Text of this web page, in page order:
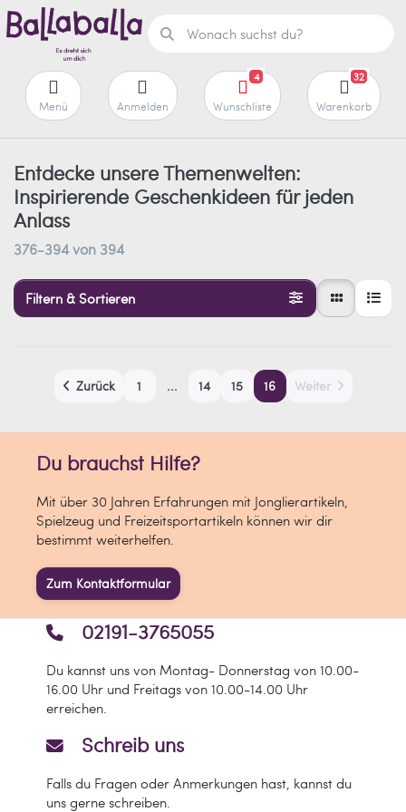
Menü Anmelden
4
Wunschliste
32
Warenkorb
Entdecke unsere Themenwelten:
Inspirierende Geschenkideen für jeden
Anlass
376-394von 394
Filtern & Sortieren
Zurück 1 ... 14 15 16 Weiter
Du brauchst Hilfe?
Mit über 30 Jahren Erfahrungen mit Jonglierartikeln,
Spielzeug und Freizeitsportartikeln können wir dir
bestimmt weiterhelfen.
Zum Kontaktformular
Schreib uns
Falls du Fragen oder Anmerkungen hast, kannst du
uns gerne schreiben.
02191-3765055
Du kannst uns von Montag- Donnerstag von 10.00-
16.00 Uhr und Freitags von 10.00-14.00 Uhr
erreichen.